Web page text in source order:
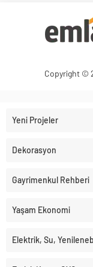
Copyright ©
Yeni Projeler
Dekorasyon
Gayrimenkul Rehberi
Yaşam Ekonomi
Elektrik, Su,